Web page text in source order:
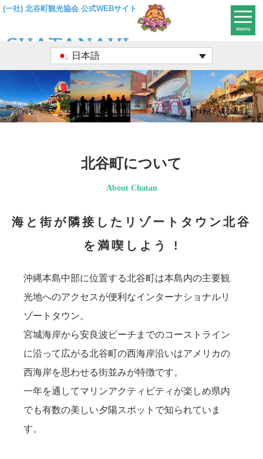
(一社) 北谷町観光協会 公式WEBサイト
日本語
menu
北谷町について
About Chatan
海と街が隣接したリゾートタウン北谷
を満喫しよう !
沖縄本島中部に位置する北谷町は本島内の主要観
光地へのアクセスが便利なインターナショナルリ
ゾートタウン。
宮城海岸から安良波ビーチまでのコーストライン
に沿って広がる北谷町の西海岸沿いはアメリカの
西海岸を思わせる街並みが特徴です。
一年を通してマリンアクティビティが楽しめ県内
でも有数の美しい夕陽スポットで知られていま
す。